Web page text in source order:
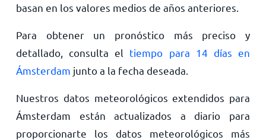
basan en los valores medios de años anteriores.
Para obtener un pronóstico más preciso y
detallado, consulta el tiempo para 14 días en
Ámsterdam junto a la fecha deseada.
Nuestros datos meteorológicos extendidos para
Ámsterdam están actualizados a diario para
proporcionarte los datos meteorológicos más